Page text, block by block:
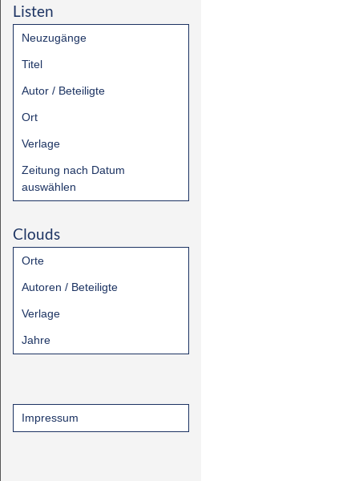
Listen
Neuzugänge
Titel
Autor / Beteiligte
Ort
Verlage
Zeitung nach Datum
auswählen
Clouds
Orte
Autoren / Beteiligte
Verlage
Jahre
Impressum